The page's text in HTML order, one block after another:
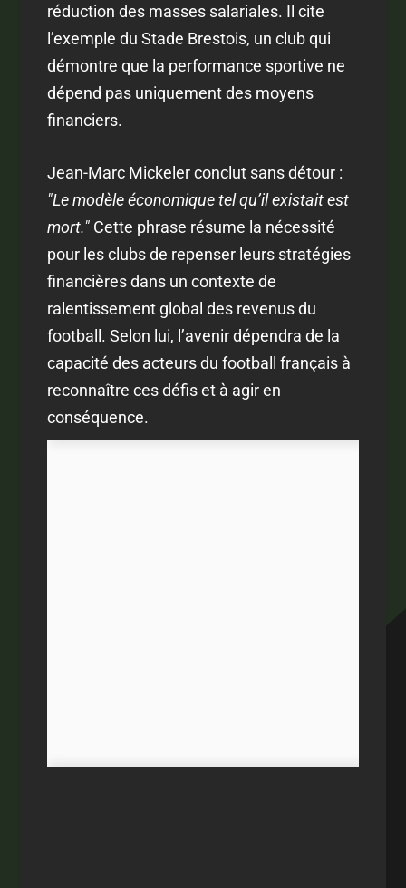
réduction des masses salariales. Il cite
l’exemple du Stade Brestois, un club qui
démontre que la performance sportive ne
dépend pas uniquement des moyens
financiers.
Jean-Marc Mickeler conclut sans détour :
"Le modèle économique tel qu’il existait est
mort." Cette phrase résume la nécessité
pour les clubs de repenser leurs stratégies
financières dans un contexte de
ralentissement global des revenus du
football. Selon lui, l’avenir dépendra de la
capacité des acteurs du football français à
reconnaître ces défis et à agir en
conséquence.